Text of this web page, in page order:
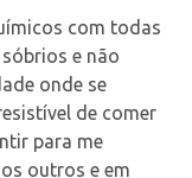
com todas
e não
onde se
de comer
para me
outros e em